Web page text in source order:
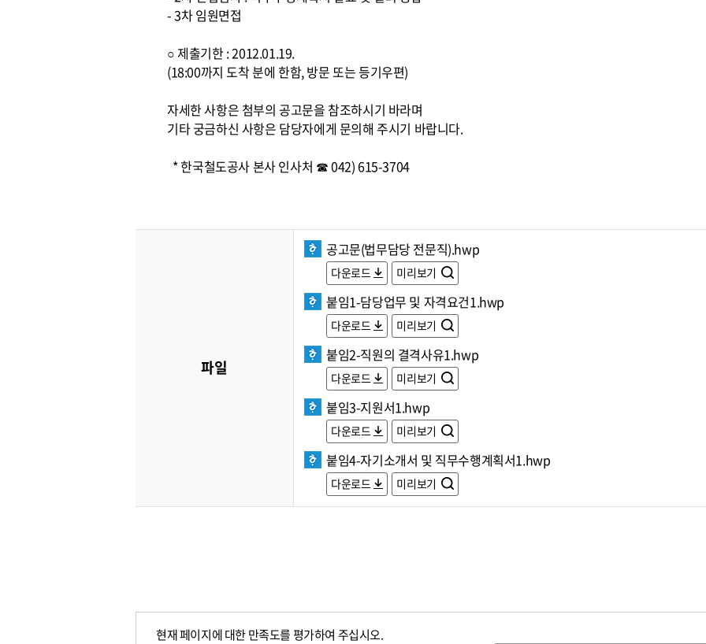
- 3차 임원면접
○ 제출기한 : 2012.01.19.
(18:00까지 도착 분에 한함, 방문 또는 등기우편)
자세한 사항은 첨부의 공고문을 참조하시기 바라며
기타 궁금하신 사항은 담당자에게 문의해 주시기 바랍니다.
* 한국철도공사 본사 인사처 ☎ 042) 615-3704
파일
공고문(법무담당 전문직).hwp
다운로드 미리보기
붙임1-담당업무 및 자격요건1.hwp
다운로드 미리보기
붙임2-직원의 결격사유1.hwp
다운로드 미리보기
붙임3-지원서1.hwp
다운로드 미리보기
붙임4-자기소개서 및 직무수행계획서1.hwp
다운로드 미리보기
현재 페이지에 대한 만족도를 평가하여 주십시오.